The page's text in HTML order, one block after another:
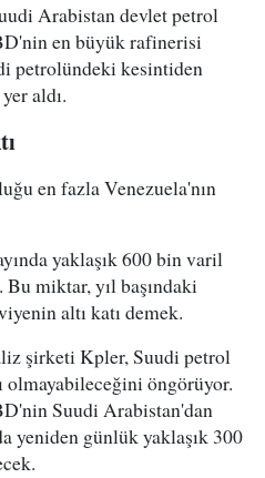
Arabistan devlet petrol
en büyük rafinerisi
petrolündeki kesintiden
aldı.
en fazla Venezuela'nın
yaklaşık 600 bin varil
miktar, yıl başındaki
altı katı demek.
şirketi Kpler, Suudi petrol
olmayabileceğini öngörüyor.
Suudi Arabistan'dan
yeniden günlük yaklaşık 300